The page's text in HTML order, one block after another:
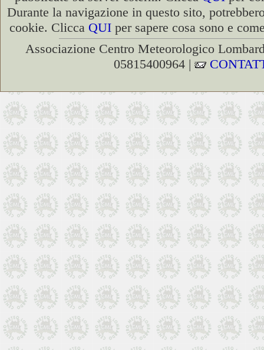
Durante la navigazione in questo sito,
cookie. Clicca QUI per sapere cosa sono e
Associazione Centro Meteorologico
05815400964 |